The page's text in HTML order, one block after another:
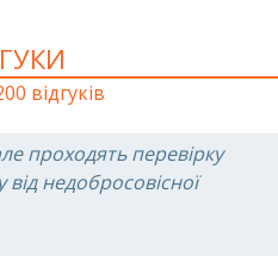
відгуків
проходять перевірку
недобросовісної